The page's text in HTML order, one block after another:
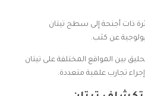
ذات أجنحة إلى سطح تيتان
عن كثب.
بين المواقع المختلفة على تيتان
تجارب علمية متعددة.